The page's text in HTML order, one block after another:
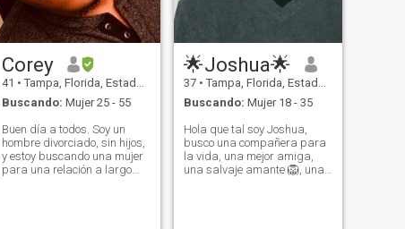
Corey
41 • Tampa, Florida, Estados Unidos
Buscando: Mujer 25 - 55
Buen día a todos. Soy un
hombre divorciado, sin hijos,
y estoy buscando una mujer
para una relación a largo
🌟Joshua🌟
37 • Tampa, Florida, Estados Unidos
Buscando: Mujer 18 - 35
Hola que tal soy Joshua,
busco una compañera para
la vida, una mejor amiga,
una salvaje amante 🦁, una